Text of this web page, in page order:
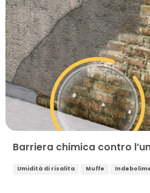
Barriera chimica contro
Umidità di risalita Muffe